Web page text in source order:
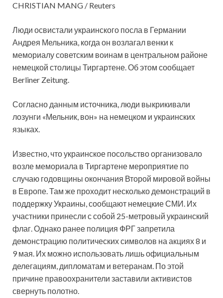
CHRISTIAN MANG / Reuters
Люди освистали украинского посла в Германии
Андрея Мельника, когда он возлагал венки к
мемориалу советским воинам в центральном районе
немецкой столицы Тиргартене. Об этом сообщает
Berliner Zeitung.
Согласно данным источника, люди выкрикивали
лозунги «Мельник, вон» на немецком и украинских
языках.
Известно, что украинское посольство организовало
возле мемориала в Тиргартене мероприятие по
случаю годовщины окончания Второй мировой войны
в Европе. Там же проходит несколько демонстраций в
поддержку Украины, сообщают немецкие СМИ. Их
участники принесли с собой 25-метровый украинский
флаг. Однако ранее полиция ФРГ запретила
демонстрацию политических символов на акциях 8 и
9 мая. Их можно использовать лишь официальным
делегациям, дипломатам и ветеранам. По этой
причине правоохранители заставили активистов
свернуть полотно.